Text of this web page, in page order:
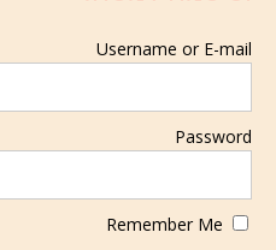
Username or E-mail
Password